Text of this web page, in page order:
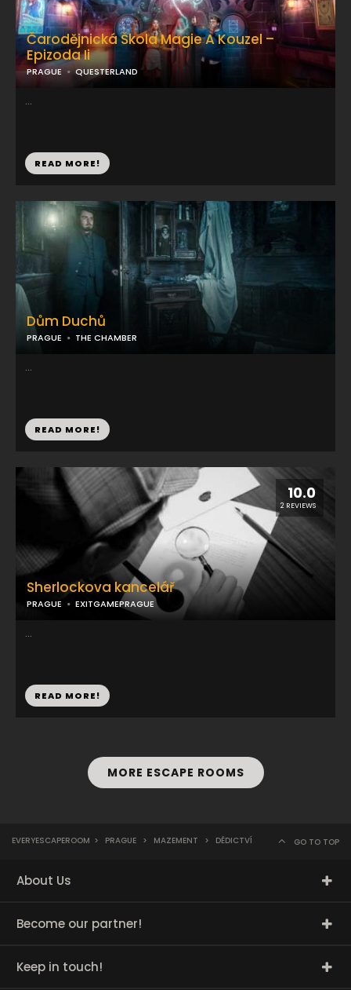
Čarodějnická Škola Magie A Kouzel –
Epizoda Ii
PRAGUE QUESTERLAND
...
READ MORE!
Dům Duchů
PRAGUE THE CHAMBER
...
READ MORE!
10.0
2 REVIEWS
Sherlockova kancelář
PRAGUE EXITGAMEPRAGUE
...
READ MORE!
MORE ESCAPE ROOMS
EVERYESCAPEROOM > PRAGUE > MAZEMENT > DĚDICTVÍ GO TO TOP
About Us
Become our partner!
Keep in touch!